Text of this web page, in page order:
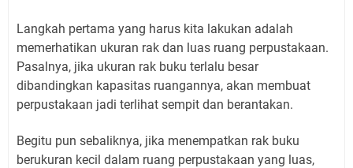
Langkah pertama yang harus kita lakukan adalah
memerhatikan ukuran rak dan luas ruang perpustakaan.
Pasalnya, jika ukuran rak buku terlalu besar
dibandingkan kapasitas ruangannya, akan membuat
perpustakaan jadi terlihat sempit dan berantakan.
Begitu pun sebaliknya, jika menempatkan rak buku
berukuran kecil dalam ruang perpustakaan yang luas,